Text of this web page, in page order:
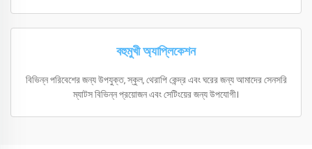
বহুমুখী অ্যাপ্লিকেশন
বিভিন্ন পরিবেশের জন্য উপযুক্ত, স্কুল, থেরাপি কেন্দ্র এবং ঘরের জন্য আমাদের সেনসরি
ম্যাটস বিভিন্ন প্রয়োজন এবং সেটিংয়ের জন্য উপযোগী।